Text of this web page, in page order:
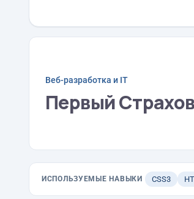
Веб-разработка и IT
Первый
ИСПОЛЬЗУЕМЫЕ НАВЫКИ CSS3